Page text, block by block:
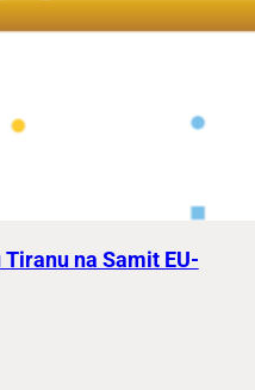
na Samit EU-